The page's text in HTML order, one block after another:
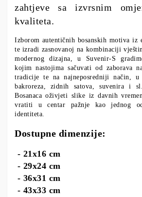
zahtjeve sa izvrsnim
kvaliteta.
Izborom autentičnih bosanskih motiva iz
te izradi zasnovanoj na kombinaciji
modernog dizajna, u Suvenir-S
kojim nastojima sačuvati od zaborava
tradicije te na najneposredniji način,
bakroreza, zidnih satova, suvenira i
Bosanaca oživjeti slike iz davnih
vratiti u centar pažnje kao jednog
identiteta.
Dostupne dimenzije:
- 21x16 cm
- 29x24 cm
- 36x31 cm
- 43x33 cm